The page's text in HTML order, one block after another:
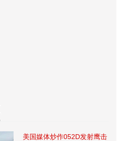
美国媒体炒作052D发射鹰击